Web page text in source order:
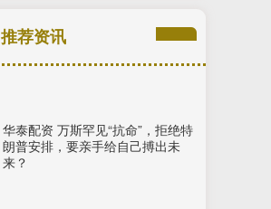
推荐资讯
华泰配资 万斯罕见“抗命”，拒绝特
朗普安排，要亲手给自己搏出未
来？